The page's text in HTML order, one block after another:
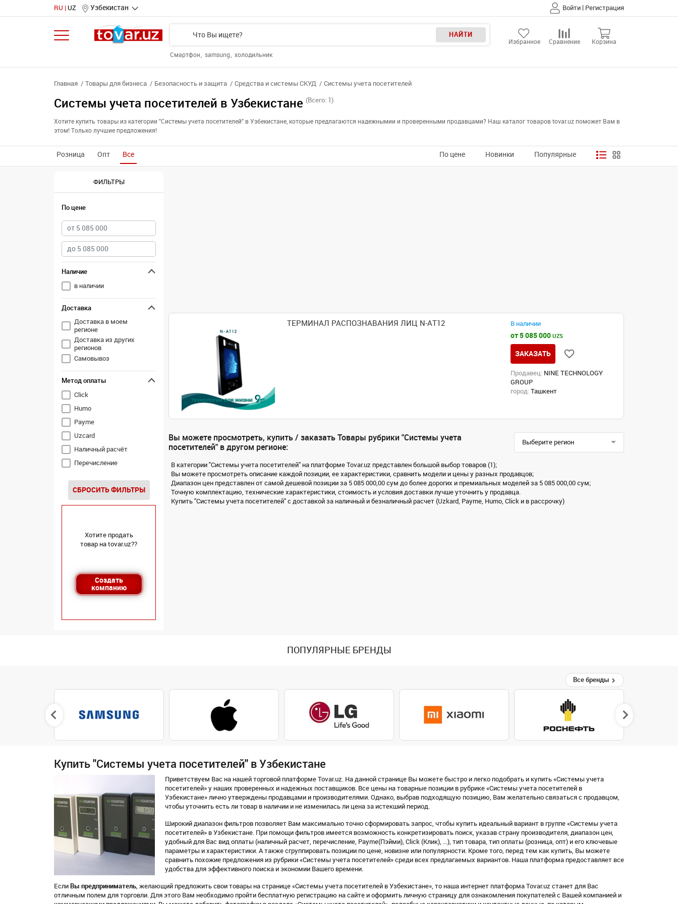
RU UZ Узбекистан Войти | Регистрация
НАЙТИ
Смартфон samsung холодильник
Избранное Сравнение Корзина
Главная Товары для бизнеса Безопасность и защита Средства и системы СКУД Системы учета посетителей
Системы учета посетителей в Узбекистане (Всего: 1)
Хотите купить товары из категории "Системы учета посетителей" в Узбекистане, которые предлагаются надежнымии и проверенными продавцами? Наш каталог товаров tovar.uz поможет Вам в
этом! Только лучшие предложения!
Розница Опт Все По цене Новинки Популярные
ФИЛЬТРЫ
По цене
Наличие
в наличии
Доставка
Доставка в моем
регионе
Доставка из других
регионов
Самовывоз
Метод оплаты
Click
Humo
Payme
Uzcard
Наличный расчёт
Перечисление
СБРОСИТЬ ФИЛЬТРЫ
Хотите продать
товар на tovar.uz??
Создать
компанию
ТЕРМИНАЛ РАСПОЗНАВАНИЯ ЛИЦ N-AT12 В наличии
от 5 085 000UZS
ЗАКАЗАТЬ
Продавец: NINE TECHNOLOGY
GROUP
город: Ташкент
Вы можете просмотреть, купить / заказать Товары рубрики "Системы учета
посетителей" в другом регионе:
Выберите регион
В категории "Системы учета посетителей" на платформе Tovar.uz представлен большой выбор товаров (1);
Вы можете просмотреть описание каждой позиции, ее характеристики, сравнить модели и цены у разных продавцов;
Диапазон цен представлен от самой дешевой позиции за 5 085 000,00 сум до более дорогих и премиальных моделей за 5 085 000,00 сум;
Точную комплектацию, технические характеристики, стоимость и условия доставки лучше уточнить у продавца.
Купить "Системы учета посетителей" с доставкой за наличный и безналичный расчет (Uzkard, Payme, Humo, Click и в рассрочку)
ПОПУЛЯРНЫЕ БРЕНДЫ
Все бренды
Купить "Системы учета посетителей" в Узбекистане
Приветствуем Вас на нашей торговой платформе Tovar.uz. На данной странице Вы можете быстро и легко подобрать и купить «Системы учета
посетителей» у наших проверенных и надежных поставщиков. Все цены на товарные позиции в рубрике «Системы учета посетителей в
Узбекистане» лично утверждены продавцами и производителями. Однако, выбрав подходящую позицию, Вам желательно связаться с продавцом,
чтобы уточнить есть ли товар в наличии и не изменилась ли цена за истекший период.
Широкий диапазон фильтров позволяет Вам максимально точно сформировать запрос, чтобы купить идеальный вариант в группе «Системы учета
посетителей» в Узбекистане. При помощи фильтров имеется возможность конкретизировать поиск, указав страну производителя, диапазон цен,
удобный для Вас вид оплаты (наличный расчет, перечисление, Payme(Пэйми), Click (Клик), ...), тип товара, тип оплаты (розница, опт) и его ключевые
параметры и характеристики. А также сгруппировать позиции по цене, новизне или популярности. Кроме того, перед тем как купить, Вы можете
сравнить похожие предложения из рубрики «Системы учета посетителей» среди всех предлагаемых вариантов. Наша платформа предоставляет все
удобства для эффективного поиска и экономии Вашего времени.
Если Вы предприниматель, желающий предложить свои товары на странице «Системы учета посетителей в Узбекистане», то наша интернет платформа Tovar.uz станет для Вас
отличным полем для торговли. Для этого Вам необходимо пройти бесплатную регистрацию на сайте и оформить личную страницу для ознакомления покупателей с Вашей компанией и